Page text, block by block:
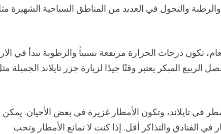
والرطبة والتجول في العديد من المناطق السياحية الشهيرة
تكون درجات الحرارة مرتفعة نسبياً والرطوبة تبدأ في
المبكر يعتبر وقتًا جيدًا لزيارة جزر تايلاند الجميلة
في تايلاند، وتكون الأمطار غزيرة في بعض الأحيان.
الفنادق والتذاكر أقل. إذا كنت لا تمانع الأمطار وتحب